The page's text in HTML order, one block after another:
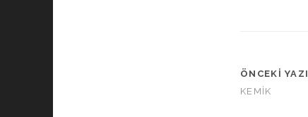
ÖNCEKI YAZI
KEMİK